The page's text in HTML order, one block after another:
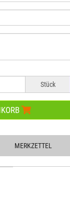
Stück
MERKZETTEL